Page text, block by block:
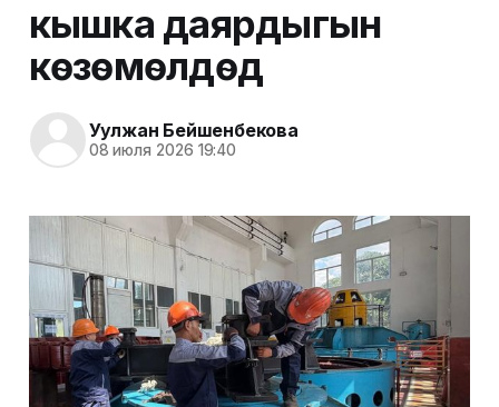
кышка даярдыгын
көзөмөлдөдү
Уулжан Бейшенбекова
08 июля 2026 19:40